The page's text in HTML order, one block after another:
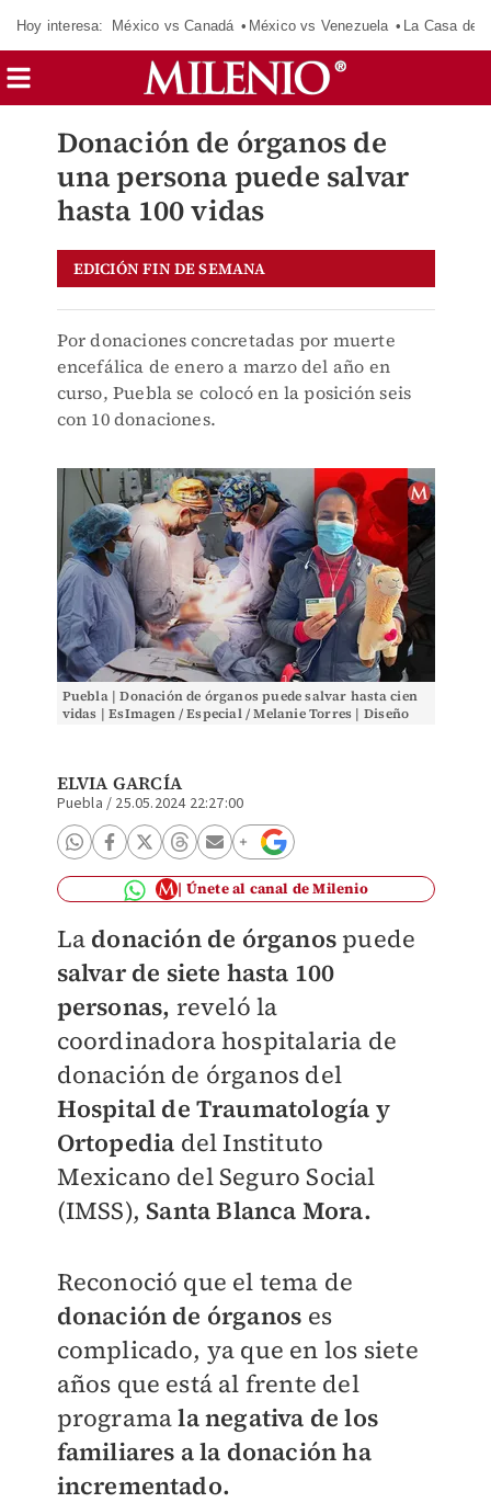
Hoy interesa: México vs Canadá México vs Venezuela La Casa de
Donación de órganos de
una persona puede salvar
hasta 100 vidas
EDICIÓN FIN DE SEMANA
Por donaciones concretadas por muerte
encefálica de enero a marzo del año en
curso, Puebla se colocó en la posición seis
con 10 donaciones.
Puebla | Donación de órganos puede salvar hasta cien
vidas | EsImagen / Especial / Melanie Torres | Diseño
ELVIA GARCÍA
Puebla / 25.05.2024 22:27:00
Únete al canal de Milenio
La donación de órganospuede
salvar de siete hasta 100
personas, reveló la
coordinadora hospitalaria de
donación de órganos del
Hospital de Traumatología y
Ortopedia del Instituto
Mexicano del Seguro Social
(IMSS), Santa Blanca Mora.
Reconoció que el tema de
donación de órganos es
complicado, ya que en los siete
años que está al frente del
programala negativa de los
familiares a la donación ha
incrementado.